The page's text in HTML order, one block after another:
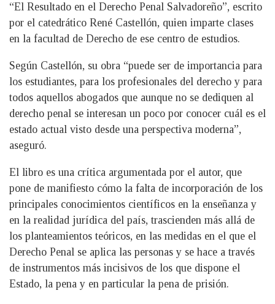
“El Resultado en el Derecho Penal Salvadoreño”, escrito
por el catedrático René Castellón, quien imparte clases
en la facultad de Derecho de ese centro de estudios.
Según Castellón, su obra “puede ser de importancia para
los estudiantes, para los profesionales del derecho y para
todos aquellos abogados que aunque no se dediquen al
derecho penal se interesan un poco por conocer cuál es el
estado actual visto desde una perspectiva moderna”,
aseguró.
El libro es una crítica argumentada por el autor, que
pone de manifiesto cómo la falta de incorporación de los
principales conocimientos científicos en la enseñanza y
en la realidad jurídica del país, trascienden más allá de
los planteamientos teóricos, en las medidas en el que el
Derecho Penal se aplica las personas y se hace a través
de instrumentos más incisivos de los que dispone el
Estado, la pena y en particular la pena de prisión.